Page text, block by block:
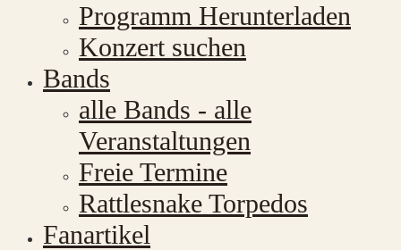
Programm Herunterladen
Konzert suchen
Bands
alle Bands - alle
Veranstaltungen
Freie Termine
Rattlesnake Torpedos
Fanartikel